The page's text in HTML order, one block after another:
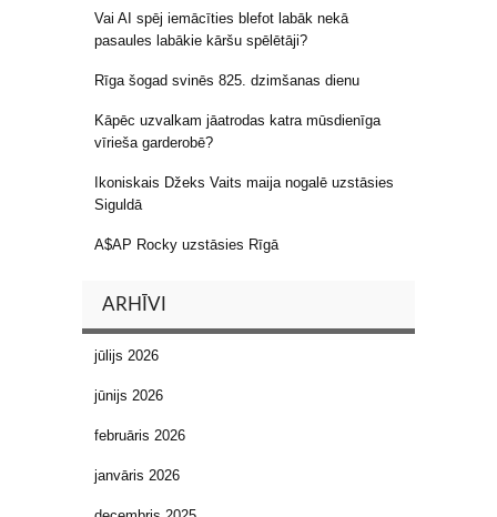
Vai AI spēj iemācīties blefot labāk nekā
pasaules labākie kāršu spēlētāji?
Rīga šogad svinēs 825. dzimšanas dienu
Kāpēc uzvalkam jāatrodas katra mūsdienīga
vīrieša garderobē?
Ikoniskais Džeks Vaits maija nogalē uzstāsies
Siguldā
A$AP Rocky uzstāsies Rīgā
ARHĪVI
jūlijs 2026
jūnijs 2026
februāris 2026
janvāris 2026